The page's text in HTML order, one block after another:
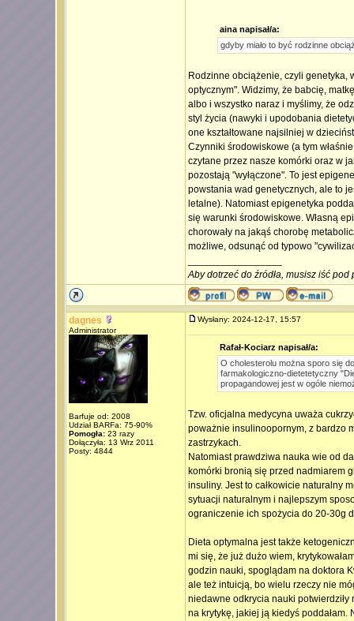
aina napisał/a:
gdyby miało to być rodzinne
Rodzinne obciążenie, czyli genetyka,
optycznym". Widzimy, że babcię,
albo i wszystko naraz i myślimy, że
styl życia (nawyki i upodobania
one kształtowane najsilniej w
Czynniki środowiskowe (a tym
czytane przez nasze komórki oraz w
pozostają "wyłączone". To jest
powstania wad genetycznych, ale to
letalne). Natomiast epigenetyka
się warunki środowiskowe. Własną
chorowały na jakąś chorobę
możliwe, odsunąć od typowo
Aby dotrzeć do źródła, musisz iść pod
dagnes
Administrator
Barfuje od: 2008
Udział BARFa: 75-90%
Pomogła:23 razy
Dołączyła: 13 Wrz 2011
Posty: 4844
Wysłany: 2024-12-17, 15:57
Rafał-Kociarz napisał/a:
O cholesterolu można sporo się
farmakologiczno-dietetetyczny
propagandowej jest w ogóle
Tzw. oficjalna medycyna uważa
poważnie insulinoopornym, z bardzo
zastrzykach.
Natomiast prawdziwa nauka wie od
komórki bronią się przed nadmiarem
insuliny. Jest to całkowicie naturalny
sytuacji naturalnym i najlepszym
ograniczenie ich spożycia do 20-30g
Dieta optymalna jest także
mi się, że już dużo wiem,
godzin nauki, spoglądam na doktora
ale też intuicją, bo wielu rzeczy nie
niedawne odkrycia nauki
na krytykę, jakiej ją kiedyś